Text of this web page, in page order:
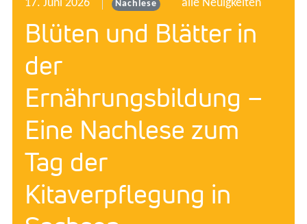
17. Juni 2026 Nachlese alle Neuigkeiten
Blüten und Blätter in
der
Ernährungsbildung –
Eine Nachlese zum
Tag der
Kitaverpflegung in